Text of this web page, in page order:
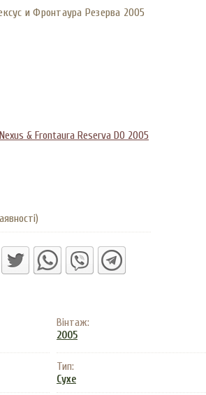
и Фронтаура Резерва 2005
Вінтаж:
2005
Тип:
Сухе